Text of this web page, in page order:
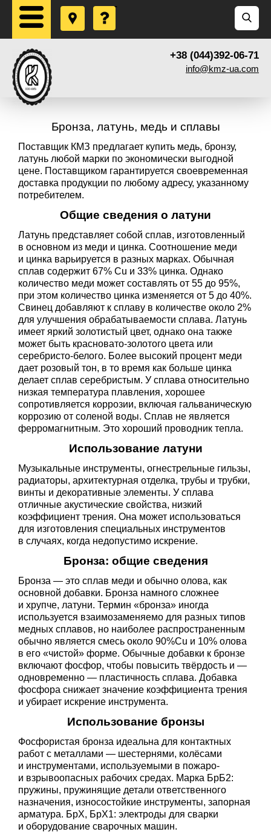
+38 (044)392-06-71
info@kmz-ua.com
Бронза, латунь, медь и сплавы
Поставщик КМЗ предлагает купить медь, бронзу,
латунь любой марки по экономически выгодной
цене. Поставщиком гарантируется своевременная
доставка продукции по любому адресу, указанному
потребителем.
Общие сведения о латуни
Латунь представляет собой сплав, изготовленный
в основном из меди и цинка. Соотношение меди
и цинка варьируется в разных марках. Обычная
сплав содержит 67% Cu и 33% цинка. Однако
количество меди может составлять от 55 до 95%,
при этом количество цинка изменяется от 5 до 40%.
Свинец добавляют к сплаву в количестве около 2%
для улучшения обрабатываемости сплава. Латунь
имеет яркий золотистый цвет, однако она также
может быть красновато-золотого цвета или
серебристо-белого. Более высокий процент меди
дает розовый тон, в то время как больше цинка
делает сплав серебристым. У сплава относительно
низкая температура плавления, хорошее
сопротивляется коррозии, включая гальваническую
коррозию от соленой воды. Сплав не является
ферромагнитным. Это хороший проводник тепла.
Использование латуни
Музыкальные инструменты, огнестрельные гильзы,
радиаторы, архитектурная отделка, трубы и трубки,
винты и декоративные элементы. У сплава
отличные акустические свойства, низкий
коэффициент трения. Она может использоваться
для изготовления специальных инструментов
в случаях, когда недопустимо искрение.
Бронза: общие сведения
Бронза — это сплав меди и обычно олова, как
основной добавки. Бронза намного сложнее
и хрупче, латуни. Термин «бронза» иногда
используется взаимозаменяемо для разных типов
медных сплавов, но наиболее распространенным
обычно является смесь около 90%Cu и 10% олова
в его «чистой» форме. Обычные добавки к бронзе
включают фосфор, чтобы повысить твёрдость и —
одновременно — пластичность сплава. Добавка
фосфора снижает значение коэффициента трения
и убирает искрение инструмента.
Использование бронзы
Фосфористая бронза идеальна для контактных
работ с металлами — шестернями, колёсами
и инструментами, используемыми в пожаро-
и взрывоопасных рабочих средах. Марка БрБ2:
пружины, пружинящие детали ответственного
назначения, износостойкие инструменты, запорная
арматура. БрХ, БрХ1: электроды для сварки
и оборудование сварочных машин.